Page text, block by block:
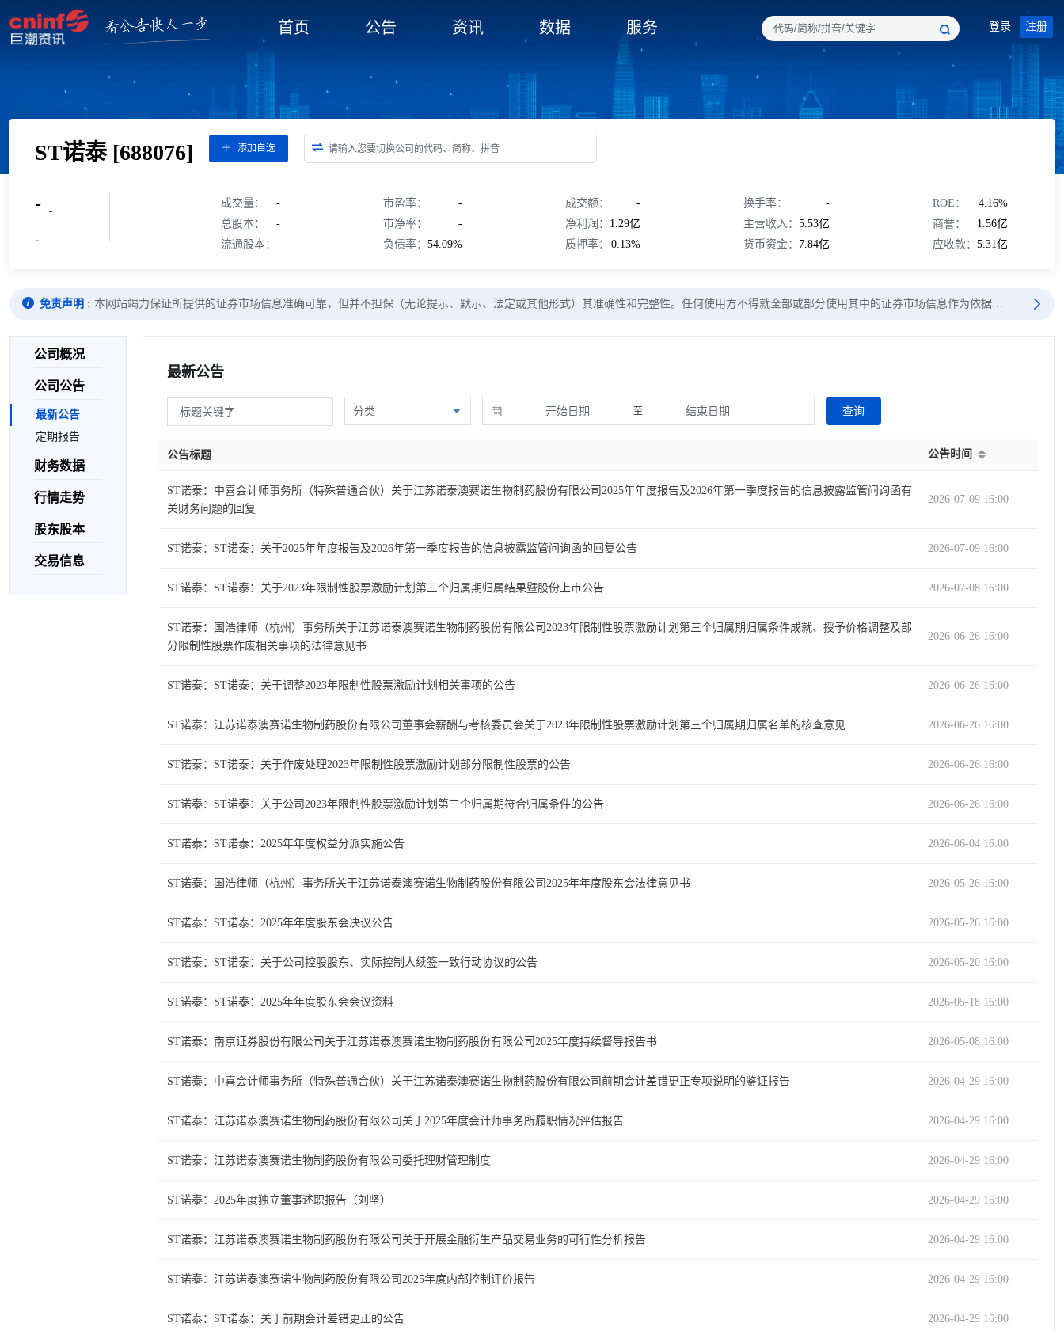
首页 公告 资讯 数据 服务 登录 注册
ST诺泰 [688076] 添加自选
-
-
-
-
成交量：
-
总股本：
-
流通股本： -
市盈率：
-
市净率：
-
负债率： 54.09%
成交额：
-
净利润： 1.29亿
质押率：
0.13%
换手率：
-
主营收入： 5.53亿
货币资金： 7.84亿
ROE：
4.16%
商誉：
1.56亿
应收款： 5.31亿
免责声明 : 本网站竭力保证所提供的证券市场信息准确可靠，但并不担保（无论提示、默示、法定或其他形式）其准确性和完整性。任何使用方不得就全部或部分使用其中的证券市场信息作为依据…
公司概况
公司公告
最新公告
定期报告
财务数据
行情走势
股东股本
交易信息
最新公告
分类 至 查询
公告标题 公告时间
ST诺泰：中喜会计师事务所（特殊普通合伙）关于江苏诺泰澳赛诺生物制药股份有限公司2025年年度报告及2026年第一季度报告的信息披露监管问询函有
关财务问题的回复
2026-07-09 16:00
ST诺泰：ST诺泰：关于2025年年度报告及2026年第一季度报告的信息披露监管问询函的回复公告 2026-07-09 16:00
ST诺泰：ST诺泰：关于2023年限制性股票激励计划第三个归属期归属结果暨股份上市公告 2026-07-08 16:00
ST诺泰：国浩律师（杭州）事务所关于江苏诺泰澳赛诺生物制药股份有限公司2023年限制性股票激励计划第三个归属期归属条件成就、授予价格调整及部
分限制性股票作废相关事项的法律意见书
2026-06-26 16:00
ST诺泰：ST诺泰：关于调整2023年限制性股票激励计划相关事项的公告 2026-06-26 16:00
ST诺泰：江苏诺泰澳赛诺生物制药股份有限公司董事会薪酬与考核委员会关于2023年限制性股票激励计划第三个归属期归属名单的核查意见 2026-06-26 16:00
ST诺泰：ST诺泰：关于作废处理2023年限制性股票激励计划部分限制性股票的公告 2026-06-26 16:00
ST诺泰：ST诺泰：关于公司2023年限制性股票激励计划第三个归属期符合归属条件的公告 2026-06-26 16:00
ST诺泰：ST诺泰：2025年年度权益分派实施公告 2026-06-04 16:00
ST诺泰：国浩律师（杭州）事务所关于江苏诺泰澳赛诺生物制药股份有限公司2025年年度股东会法律意见书 2026-05-26 16:00
ST诺泰：ST诺泰：2025年年度股东会决议公告 2026-05-26 16:00
ST诺泰：ST诺泰：关于公司控股股东、实际控制人续签一致行动协议的公告 2026-05-20 16:00
ST诺泰：ST诺泰：2025年年度股东会会议资料 2026-05-18 16:00
ST诺泰：南京证券股份有限公司关于江苏诺泰澳赛诺生物制药股份有限公司2025年度持续督导报告书 2026-05-08 16:00
ST诺泰：中喜会计师事务所（特殊普通合伙）关于江苏诺泰澳赛诺生物制药股份有限公司前期会计差错更正专项说明的鉴证报告 2026-04-29 16:00
ST诺泰：江苏诺泰澳赛诺生物制药股份有限公司关于2025年度会计师事务所履职情况评估报告 2026-04-29 16:00
ST诺泰：江苏诺泰澳赛诺生物制药股份有限公司委托理财管理制度 2026-04-29 16:00
ST诺泰：2025年度独立董事述职报告（刘坚） 2026-04-29 16:00
ST诺泰：江苏诺泰澳赛诺生物制药股份有限公司关于开展金融衍生产品交易业务的可行性分析报告 2026-04-29 16:00
ST诺泰：江苏诺泰澳赛诺生物制药股份有限公司2025年度内部控制评价报告 2026-04-29 16:00
ST诺泰：ST诺泰：关于前期会计差错更正的公告 2026-04-29 16:00